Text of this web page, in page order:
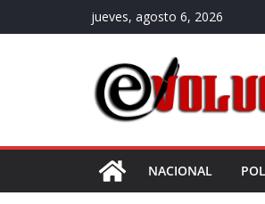
al
jueves, agosto 6, 2026
NACIONAL